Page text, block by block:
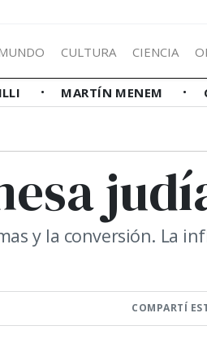
CULTURA CIENCIA
MARTÍN MENEM
y la conversión. La
COMPARTÍ